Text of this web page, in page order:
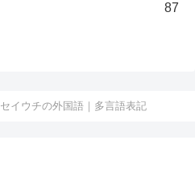
87
セイウチの外国語｜多言語表記